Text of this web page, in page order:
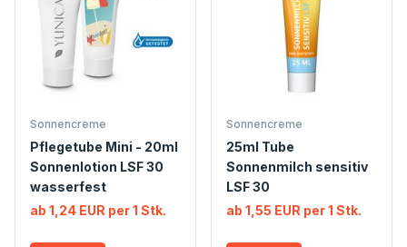
Sonnencreme
Pflegetube Mini - 20ml
Sonnenlotion LSF 30
wasserfest
ab 1,24 EUR per 1 Stk.
Sonnencreme
25ml Tube
Sonnenmilch sensitiv
LSF 30
ab 1,55 EUR per 1 Stk.